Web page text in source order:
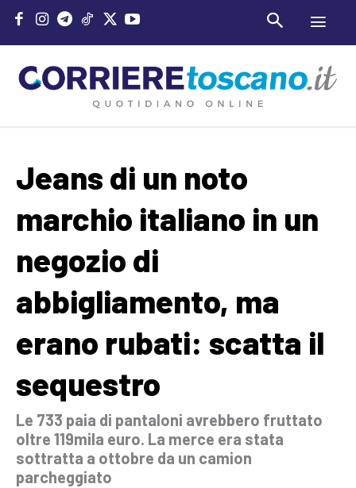
Jeans di un noto
marchio italiano in un
negozio di
abbigliamento, ma
erano rubati: scatta il
sequestro
Le 733 paia di pantaloni avrebbero fruttato
oltre 119mila euro. La merce era stata
sottratta a ottobre da un camion
parcheggiato